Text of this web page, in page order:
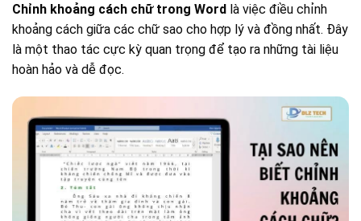
Chỉnh khoảng cách chữ trong Word là việc điều chỉnh
khoảng cách giữa các chữ sao cho hợp lý và đồng nhất. Đây
là một thao tác cực kỳ quan trọng để tạo ra những tài liệu
hoàn hảo và dễ đọc.